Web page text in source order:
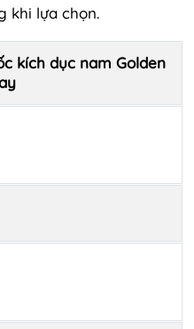
khi lựa chọn.
kích dục nam Golden